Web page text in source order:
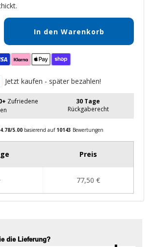
In den Warenkorb
Jetzt kaufen - später bezahlen!
Zufriedene
30 Tage
Rückgaberecht
4.78/5.00basierend auf 10143 Bewertungen
die Lieferung?